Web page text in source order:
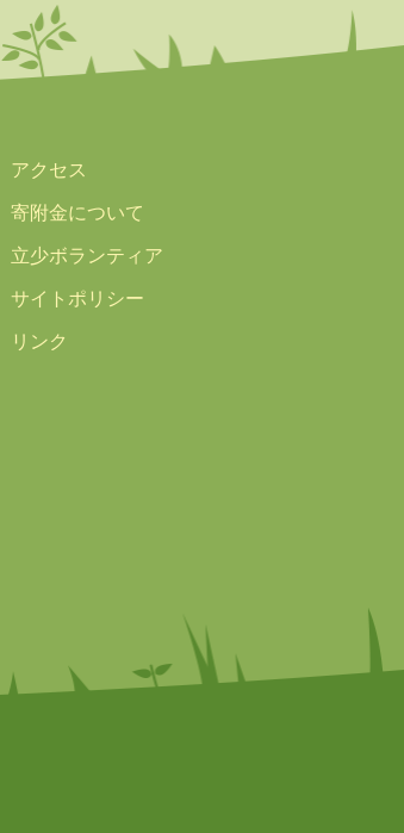
アクセス
寄附金について
立少ボランティア
サイトポリシー
リンク